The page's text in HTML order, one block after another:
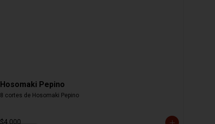
Hosomaki Pepino
8 cortes de Hosomaki Pepino
$4.000